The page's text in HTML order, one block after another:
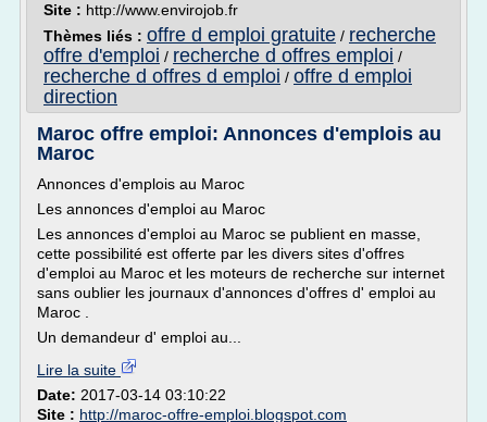
Site : http://www.envirojob.fr
Thèmes liés : offre d emploi gratuite / recherche
offre d'emploi / recherche d offres emploi /
recherche d offres d emploi / offre d emploi
direction
Maroc offre emploi: Annonces d'emplois au
Maroc
Annonces d'emplois au Maroc
Les annonces d'emploi au Maroc
Les annonces d'emploi au Maroc se publient en masse,
cette possibilité est offerte par les divers sites d'offres
d'emploi au Maroc et les moteurs de recherche sur internet
sans oublier les journaux d'annonces d'offres d' emploi au
Maroc .
Un demandeur d' emploi au...
Lire la suite
Date: 2017-03-14 03:10:22
Site : http://maroc-offre-emploi.blogspot.com